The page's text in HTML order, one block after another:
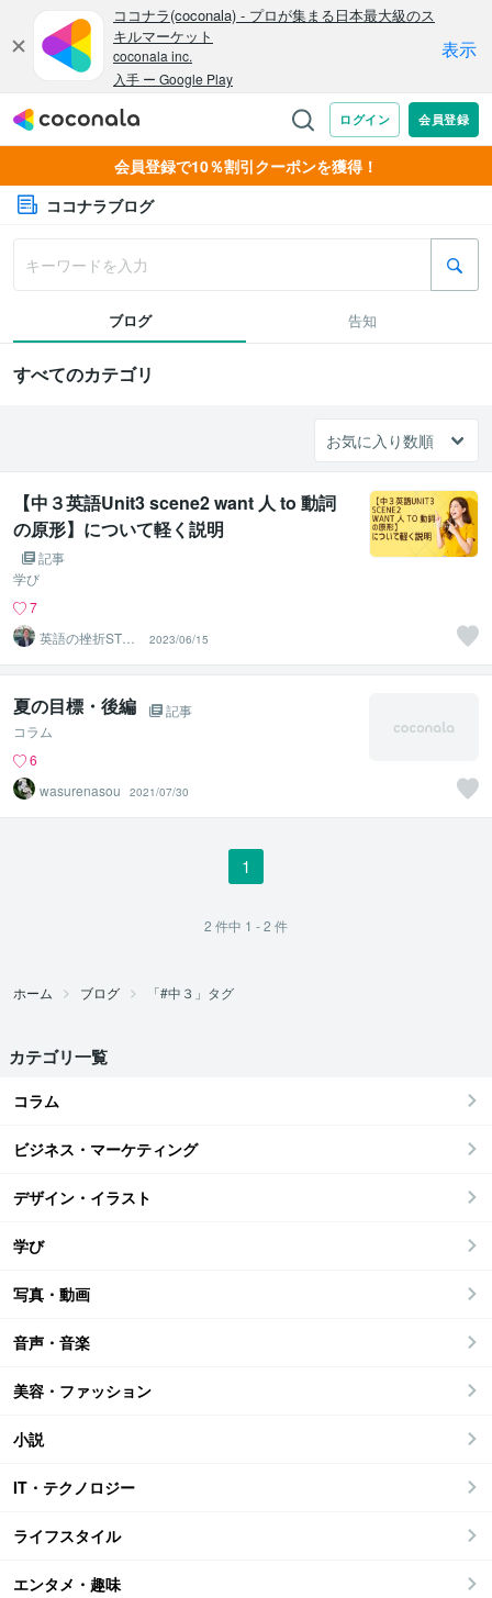
会員登録で10％割引クーポンを獲得！
ココナラブログ
ブログ 告知
すべてのカテゴリ
【中３英語Unit3 scene2 want 人 to 動詞
の原形】について軽く説明
記事
学び
7
英語の挫折STO
P！伴走コーチ中
村
2023/06/15
夏の目標・後編
記事
コラム
6
wasurenasou
2021/07/30
1
2 件中 1 - 2 件
ホーム ブログ 「#中３」タグ
カテゴリ一覧
コラム
ビジネス・マーケティング
デザイン・イラスト
学び
写真・動画
音声・音楽
美容・ファッション
小説
IT・テクノロジー
ライフスタイル
エンタメ・趣味